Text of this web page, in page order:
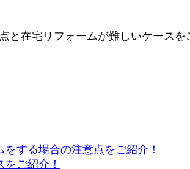
と在宅リフォームが難しいケースを
する場合の注意点をご紹介！
ご紹介！